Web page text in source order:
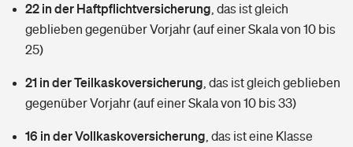
Wer versichert was: Jetzt Versicherer finden
Sie haben Fragen?
Mietkautionsversicherung
Restkreditversicherung
Kinderinvalidität
Hundehalter-Haftpflicht
Tierkrankenversicherung
Zur Übersicht
Tools
22 in der Haftpflichtversicherung das ist gleich
geblieben gegenüber Vorjahr (auf einer Skala von 10 bis
25)
21 in der Teilkaskoversicherung das ist gleich geblieben
gegenüber Vorjahr (auf einer Skala von 10 bis 33)
16 in der Vollkaskoversicherung das ist eine Klasse